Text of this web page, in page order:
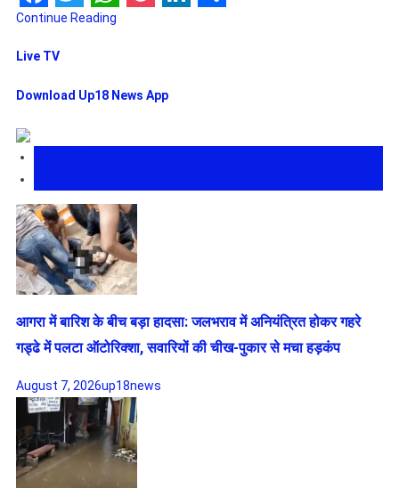
Facebook
TwitterWhatsApp
Continue Reading
Live TV
Download Up18 News App
आगरा में बारिश के बीच बड़ा हादसा: जलभराव में अनियंत्रित होकर गहरे
गड्ढे में पलटा ऑटोरिक्शा, सवारियों की चीख-पुकार से मचा हड़कंप
August 7, 2026up18news